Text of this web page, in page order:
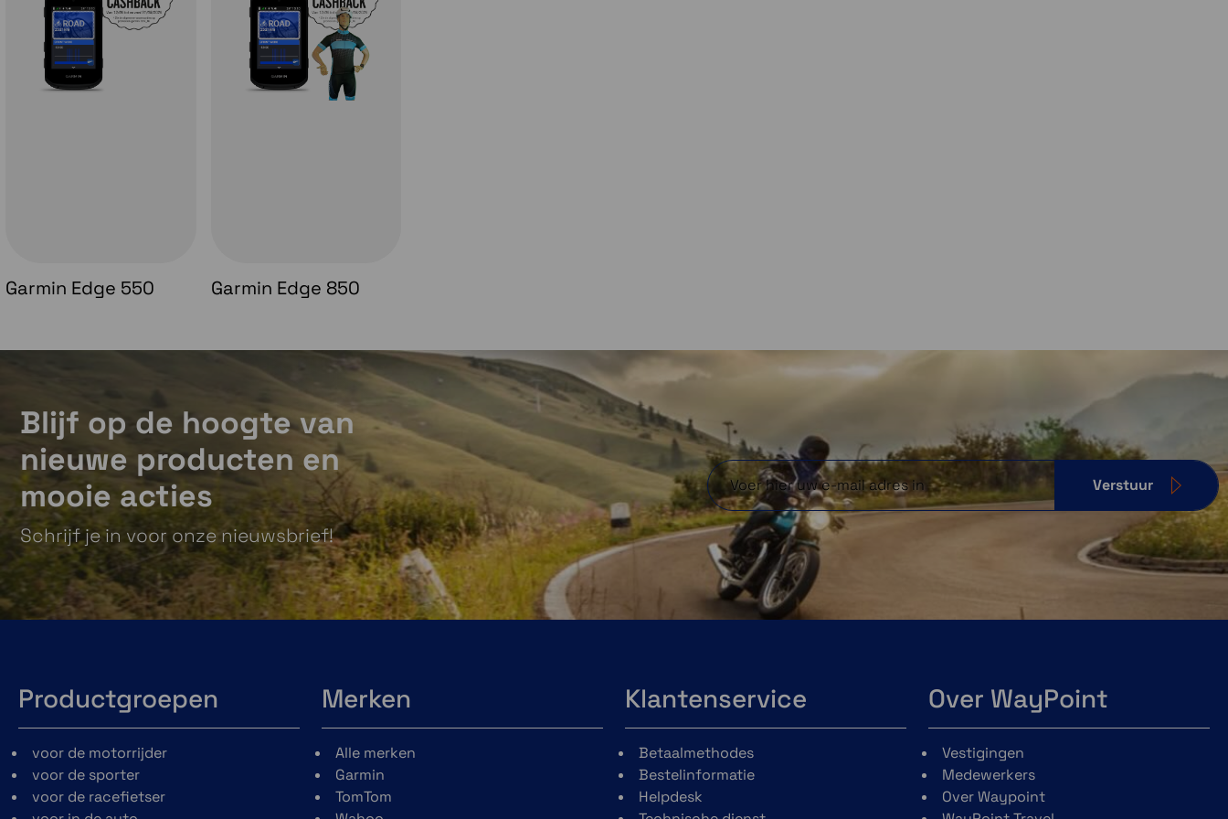
Garmin Edge 550 Garmin Edge 850
Blijf op de hoogte van
nieuwe producten en
mooie acties
Schrijf je in voor onze nieuwsbrief!
Verstuur
Productgroepen
voor de motorrijder
voor de sporter
voor de racefietser
Merken
Alle merken
Garmin
TomTom
Klantenservice
Betaalmethodes
Bestelinformatie
Helpdesk
Over WayPoint
Vestigingen
Medewerkers
Over Waypoint